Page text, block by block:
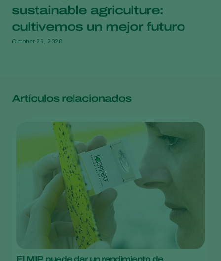
sustainable agriculture:
cultivemos un mejor futuro
October 29, 2020
Artículos relacionados
El MIP puede dar un rendimiento de